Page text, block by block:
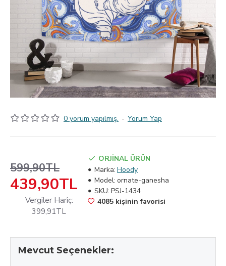
0 yorum yapılmış. - Yorum Yap
439,90TL
599,90TL
Vergiler Hariç:
399,91TL
ORJİNAL ÜRÜN
Marka: Hoody
Model: ornate-ganesha
SKU: PSJ-1434
4085 kişinin favorisi
Mevcut Seçenekler: